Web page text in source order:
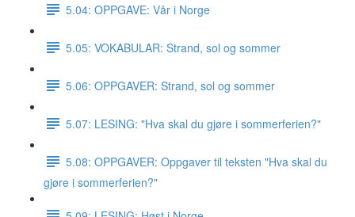
5.04: OPPGAVE: Vår i Norge
5.05: VOKABULAR: Strand, sol og sommer
5.06: OPPGAVER: Strand, sol og sommer
5.07: LESING: "Hva skal du gjøre i sommerferien?"
5.08: OPPGAVER: Oppgaver til teksten "Hva skal du
gjøre i sommerferien?"